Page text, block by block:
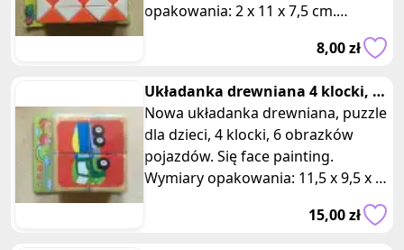
opakowania: 2 x 11 x 7,5 cm.
Układanka zbudowana z kostek w
8,00 zł
Układanka drewniana 4 klocki, 6
obrazkow
Nowa układanka drewniana, puzzle
dla dzieci, 4 klocki, 6 obrazków
pojazdów. Się face painting.
Wymiary opakowania: 11,5 x 9,5 x 4
15,00 zł